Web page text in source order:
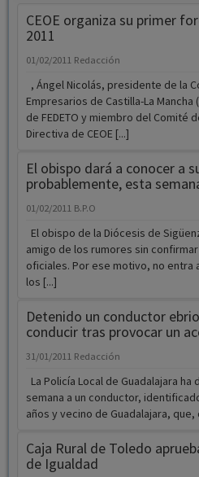
CEOE organiza su primer
2011
01/02/2011 Redacción
, Ángel Nicolás, presidente de la
Empresarios de Castilla-La Mancha
de FEDETO y miembro del Comité
Directiva de CEOE [...]
El obispo dará a conocer a
probablemente, esta
01/02/2011 B.P.O
El obispo de la Diócesis de
amigo de los rumores sin
oficiales. Por ese motivo, no entra
los [...]
Detenido un conductor
conducir tras provocar un
31/01/2011 Redacción
La Policía Local de Guadalajara
semana a un conductor,
años y vecino de Guadalajara, que,
Caja Rural de Toledo
de Igualdad